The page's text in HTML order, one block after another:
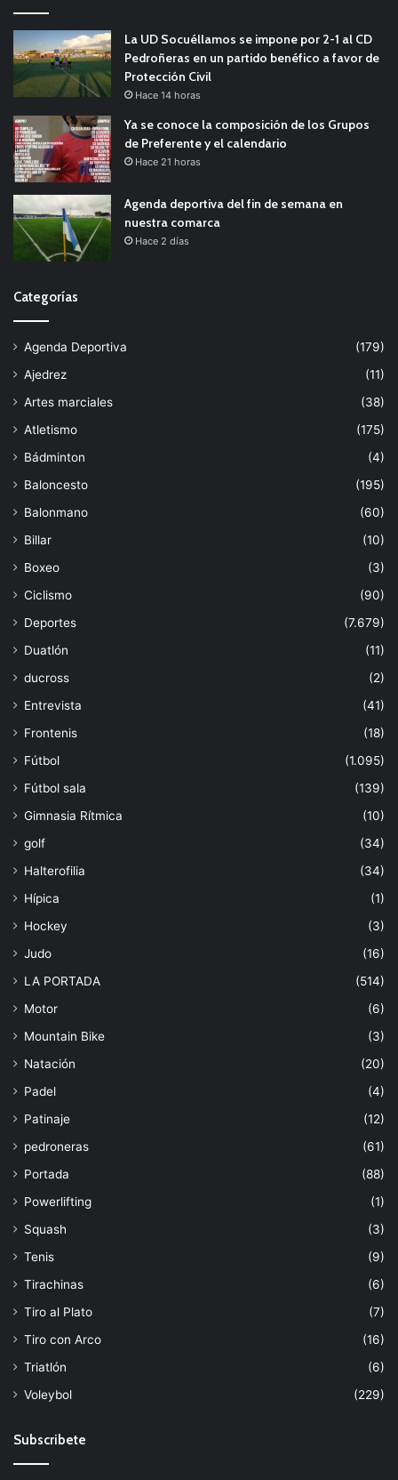
La UD Socuéllamos se impone por 2-1 al CD
Pedroñeras en un partido benéfico a favor de
Protección Civil
Hace 14 horas
Ya se conoce la composición de los Grupos
de Preferente y el calendario
Hace 21 horas
Agenda deportiva del fin de semana en
nuestra comarca
Hace 2 días
Categorías
Agenda Deportiva
(179)
Ajedrez
(11)
Artes marciales
(38)
Atletismo
(175)
Bádminton
(4)
Baloncesto
(195)
Balonmano
(60)
Billar
(10)
Boxeo
(3)
Ciclismo
(90)
Deportes
(7.679)
Duatlón
(11)
ducross
(2)
Entrevista
(41)
Frontenis
(18)
Fútbol
(1.095)
Fútbol sala
(139)
Gimnasia Rítmica
(10)
golf
(34)
Halterofilia
(34)
Hípica
(1)
Hockey
(3)
Judo
(16)
LA PORTADA
(514)
Motor
(6)
Mountain Bike
(3)
Natación
(20)
Padel
(4)
Patinaje
(12)
pedroneras
(61)
Portada
(88)
Powerlifting
(1)
Squash
(3)
Tenis
(9)
Tirachinas
(6)
Tiro al Plato
(7)
Tiro con Arco
(16)
Triatlón
(6)
Voleybol
(229)
Subscribete